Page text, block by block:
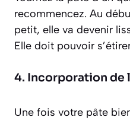
recommencez. Au
petit, elle va devenir
Elle doit pouvoir
4. Incorporation de
Une fois votre pâte